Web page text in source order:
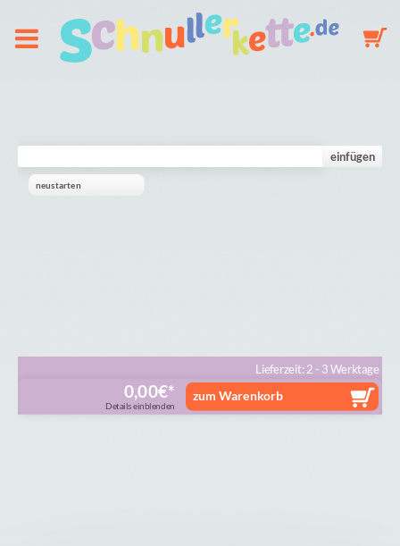
einfügen
neustarten
Lieferzeit: 2 - 3 Werktage
0,00€
Details einblenden
zum Warenkorb